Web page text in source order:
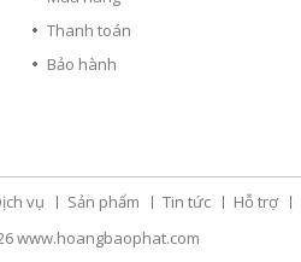
Thanh toán
Bảo hành
vụ Sản phẩm Tin tức Hỗ trợ
www.hoangbaophat.com